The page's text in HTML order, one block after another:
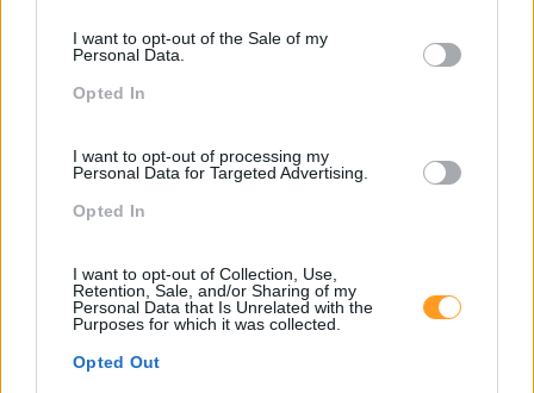
I want to opt-out of the Sale of my
Personal Data.
Opted In
I want to opt-out of processing my
Personal Data for Targeted Advertising.
Opted In
I want to opt-out of Collection, Use,
Retention, Sale, and/or Sharing of my
Personal Data that Is Unrelated with the
Purposes for which it was collected.
Opted Out
Desenvolvimento De Competências
Inglês
Keep In Mind
Liderança
Mudança